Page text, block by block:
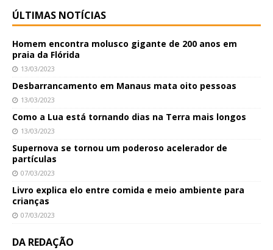
ÚLTIMAS NOTÍCIAS
Homem encontra molusco gigante de 200 anos em
praia da Flórida
13/03/2023
Desbarrancamento em Manaus mata oito pessoas
13/03/2023
Como a Lua está tornando dias na Terra mais longos
13/03/2023
Supernova se tornou um poderoso acelerador de
partículas
07/03/2023
Livro explica elo entre comida e meio ambiente para
crianças
07/03/2023
DA REDAÇÃO